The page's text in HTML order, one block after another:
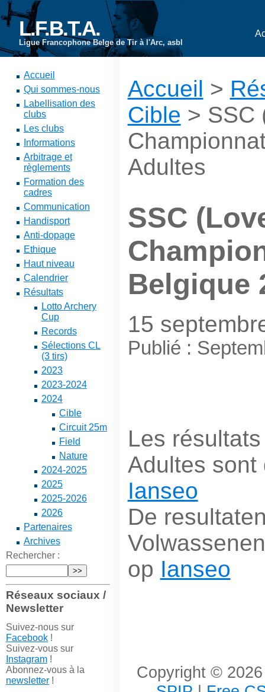
L.F.B.T.A.
Ligue Francophone Belge de Tir à l'Arc, asbl
Accueil
Qui sommes-nous
Labellisation des
clubs
Les clubs
Informations
Arbitrage et
règlements
Formation des
cadres
Communication
Handisport
Anti-dopage
Ethique
Haut niveau
Calendrier
Résultats
Lotto Archery
Cup
Records
Sélections CL
(3 tirs)
2023
2023-2024
2024
Cible
Circuit 25m
Field
Nature
2024-2025
2025
2025-2026
2026
Partenaires
Archives
Rechercher :
Réseaux sociaux /
Newsletter
Suivez-nous sur
Facebook!
Suivez-vous sur
Instagram!
Abonnez-vous à la
newsletter!
Accueil >
Cible > SSC
Adultes
SSC
Belgique
15
Publié :
Les
Adultes sont
Ianseo
De
op Ianseo
Copyright ©